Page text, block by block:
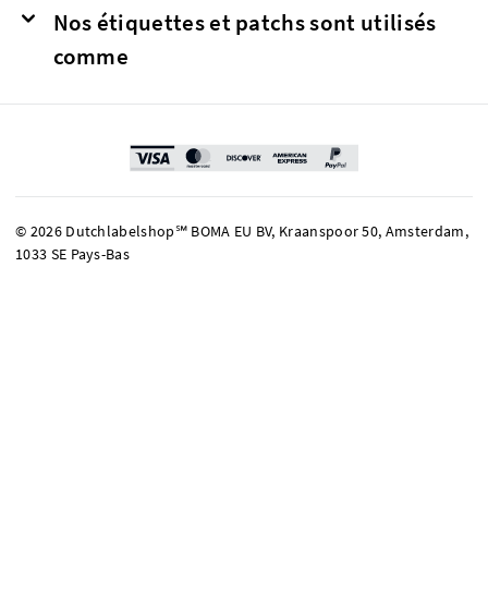
Nos étiquettes et patchs sont utilisés
comme
© 2026 Dutchlabelshop℠ BOMA EU BV, Kraanspoor 50, Amsterdam,
1033 SE Pays-Bas